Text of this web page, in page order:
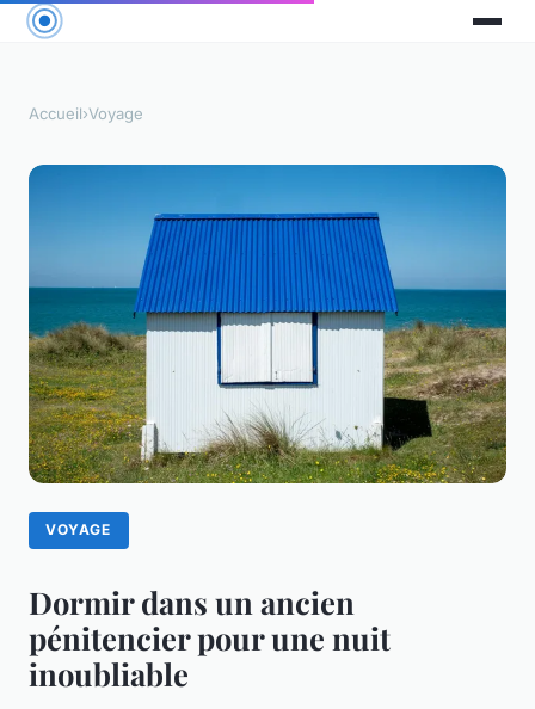
Accueil›Voyage
VOYAGE
Dormir dans un ancien
pénitencier pour une nuit
inoubliable